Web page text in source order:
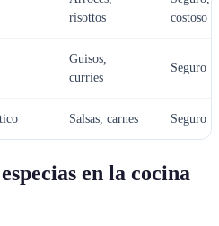
risottos
costoso
Guisos,
curries
Seguro
Salsas, carnes Seguro
en la cocina